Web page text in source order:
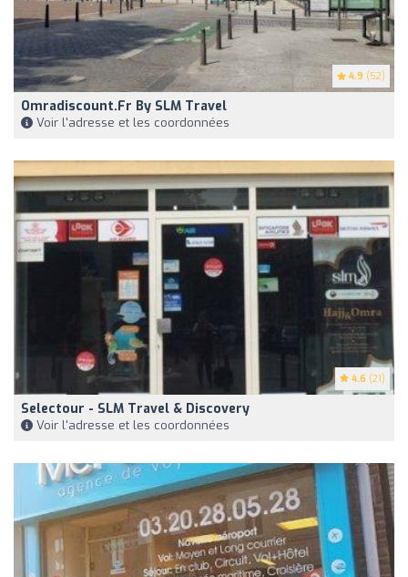
4.9 (52)
Omradiscount.fr By SLM Travel
Voir l'adresse et les coordonnées
4.6 (21)
Selectour - SLM Travel & Discovery
Voir l'adresse et les coordonnées